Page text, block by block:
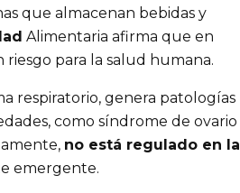
que almacenan bebidas y
Alimentaria afirma que en
para la salud humana.
respiratorio, genera patologías
como síndrome de ovario
no está regulado en la
emergente.